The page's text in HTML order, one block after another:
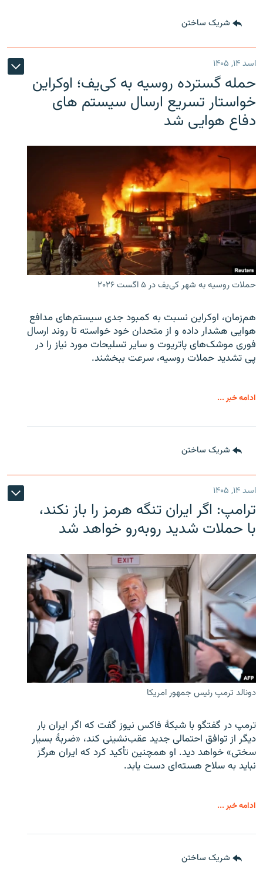
شریک ساختن
اسد ۱۴, ۱۴۰۵
حمله گسترده روسیه به کی‌یف؛ اوکراین
خواستار تسریع ارسال سیستم های
دفاع هوایی شد
حملات روسیه به شهر کی‌یف در ۵ اگست ۲۰۲۶
هم‌زمان، اوکراین نسبت به کمبود جدی سیستم‌های مدافع
هوایی هشدار داده و از متحدان خود خواسته تا روند ارسال
فوری موشک‌های پاتریوت و سایر تسلیحات مورد نیاز را در
پی تشدید حملات روسیه، سرعت ببخشند.
ادامه خبر ...
شریک ساختن
اسد ۱۴, ۱۴۰۵
ترامپ: اگر ایران تنگه هرمز را باز نکند،
با حملات شدید روبه‌رو خواهد شد
دونالد ترمپ رئیس جمهور امریکا
ترمپ در گفتگو با شبکهٔ فاکس نیوز گفت که اگر ایران بار
دیگر از توافق احتمالی جدید عقب‌نشینی کند، «ضربهٔ بسیار
سختی» خواهد دید. او همچنین تأکید کرد که ایران هرگز
نباید به سلاح هسته‌ای دست یابد.
ادامه خبر ...
شریک ساختن